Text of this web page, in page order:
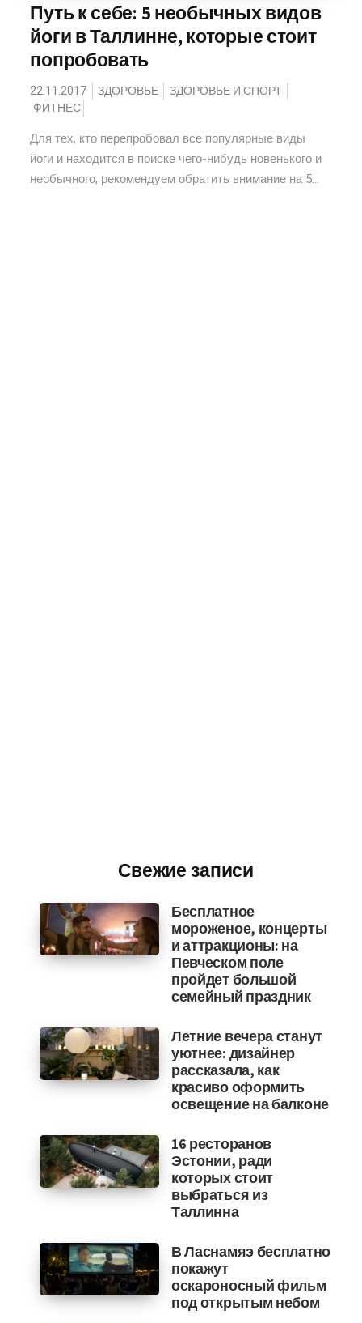
Путь к себе: 5 необычных видов
йоги в Таллинне, которые стоит
попробовать
22.11.2017 ЗДОРОВЬЕ
ЗДОРОВЬЕ И СПОРТ
ФИТНЕС
Для тех, кто перепробовал все популярные виды
йоги и находится в поиске чего-нибудь новенького и
необычного, рекомендуем обратить внимание на 5...
Свежие записи
Бесплатное
мороженое, концерты
и аттракционы: на
Певческом поле
пройдет большой
семейный праздник
Летние вечера станут
уютнее: дизайнер
рассказала, как
красиво оформить
освещение на балконе
16 ресторанов
Эстонии, ради
которых стоит
выбраться из
Таллинна
В Ласнамяэ бесплатно
покажут
оскароносный фильм
под открытым небом